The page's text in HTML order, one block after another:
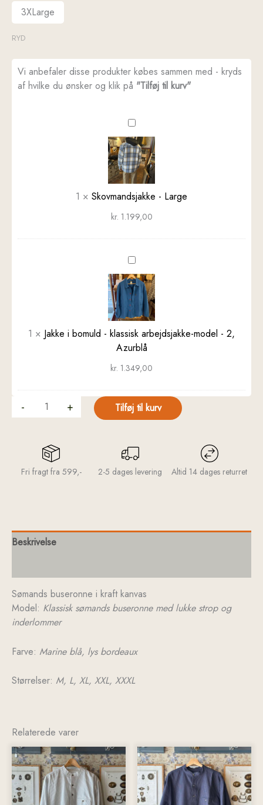
3XLarge
RYD
Vi anbefaler disse produkter købes sammen med - kryds
af hvilke du ønsker og klik på "Tilføj til kurv"
Skovmandsjakke
-
Large
1 × Skovmandsjakke - Large
kr. 1.199,00
Jakke
i
bomuld
-
klassisk
arbejdsjakke-
model
2,
Azurblå
1 × Jakke i bomuld - klassisk arbejdsjakke-model - 2,
Azurblå
kr. 1.349,00
- + Tilføj til kurv
Fri fragt fra 599,- 2-5 dages levering Altid 14 dages returret
Beskrivelse
Sømands buseronne i kraft kanvas
Model: Klassisk sømands buseronne med lukke strop og
inderlommer
Farve: Marine blå, lys bordeaux
Størrelser: M, L, XL, XXL, XXXL
Relaterede varer
Dette
vare
har
flere
Dette
vare
har
flere